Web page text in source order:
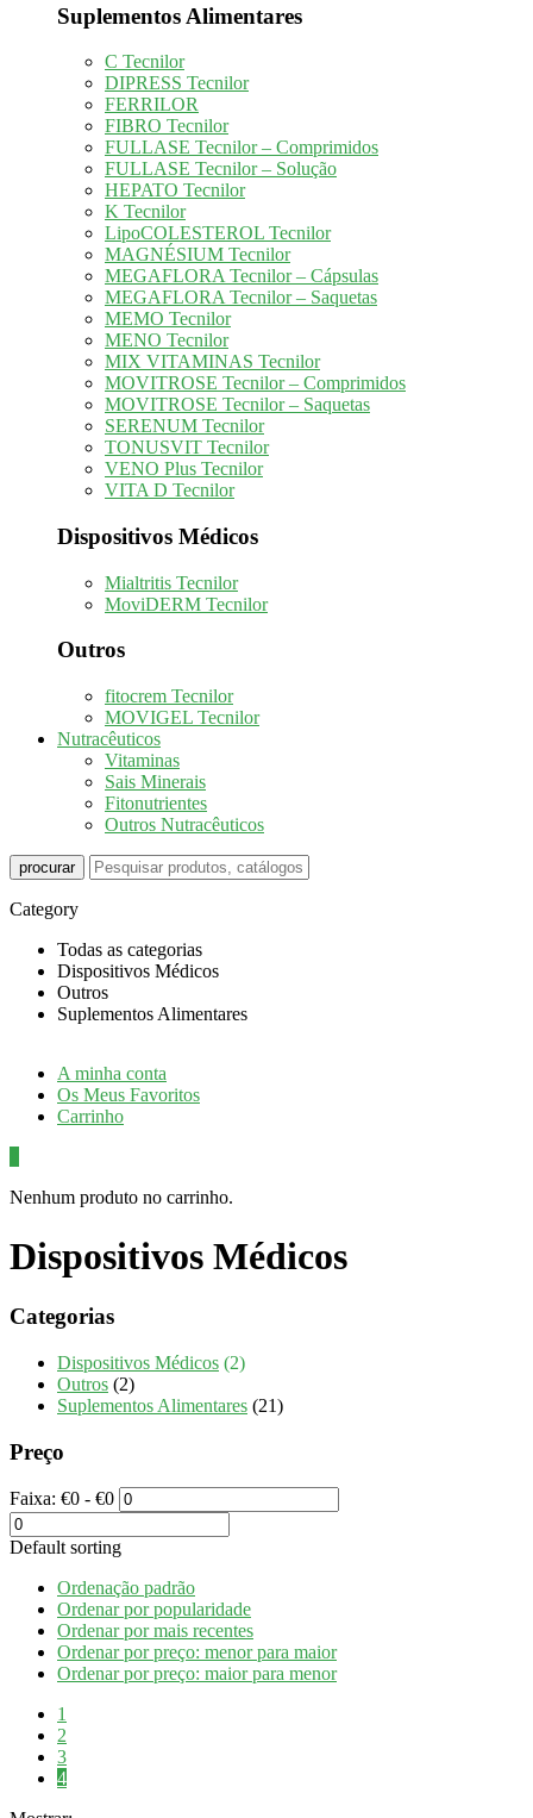
Suplementos Alimentares
C Tecnilor
DIPRESS Tecnilor
FERRILOR
FIBRO Tecnilor
FULLASE Tecnilor – Comprimidos
FULLASE Tecnilor – Solução
HEPATO Tecnilor
K Tecnilor
LipoCOLESTEROL Tecnilor
MAGNÉSIUM Tecnilor
MEGAFLORA Tecnilor – Cápsulas
MEGAFLORA Tecnilor – Saquetas
MEMO Tecnilor
MENO Tecnilor
MIX VITAMINAS Tecnilor
MOVITROSE Tecnilor – Comprimidos
MOVITROSE Tecnilor – Saquetas
SERENUM Tecnilor
TONUSVIT Tecnilor
VENO Plus Tecnilor
VITA D Tecnilor
Dispositivos Médicos
Mialtritis Tecnilor
MoviDERM Tecnilor
Outros
fitocrem Tecnilor
MOVIGEL Tecnilor
Nutracêuticos
Vitaminas
Sais Minerais
Fitonutrientes
Outros Nutracêuticos
procurar
Category
Todas as categorias
Dispositivos Médicos
Outros
Suplementos Alimentares
A minha conta
Os Meus Favoritos
Carrinho
Nenhum produto no carrinho.
Dispositivos Médicos
Categorias
Dispositivos Médicos (2)
Outros (2)
Suplementos Alimentares (21)
Preço
Faixa: €0 - €0
Default sorting
Ordenação padrão
Ordenar por popularidade
Ordenar por mais recentes
Ordenar por preço: menor para maior
Ordenar por preço: maior para menor
1
2
3
4